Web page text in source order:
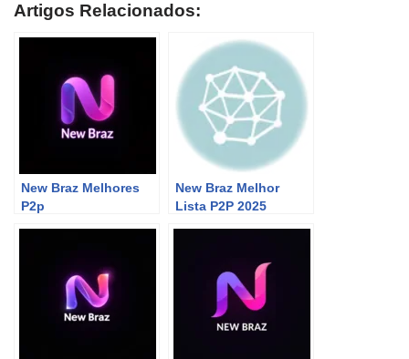
Artigos Relacionados:
New Braz Melhores
P2p
New Braz Melhor
Lista P2P 2025